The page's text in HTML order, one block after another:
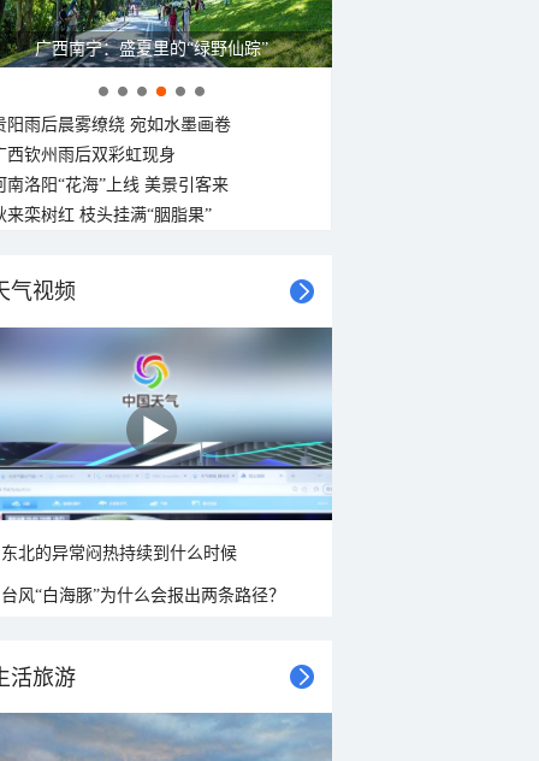
广西南宁：盛夏里的“绿野仙踪”
阳雨后晨雾缭绕 宛如水墨画卷
西钦州雨后双彩虹现身
南洛阳“花海”上线 美景引客来
来栾树红 枝头挂满“胭脂果”
气视频
东北的异常闷热持续到什么时候
台风“白海豚”为什么会报出两条路径？
活旅游